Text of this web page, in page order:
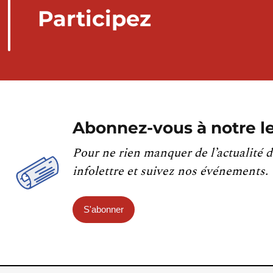
Participez
Abonnez-vous à notre
Pour ne rien manquer de l’actualité
infolettre et suivez nos événements.
S'abonner